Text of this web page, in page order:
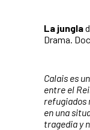
La jungla
Drama.
Calais es
entre el
refugiados
en una
tragedia y